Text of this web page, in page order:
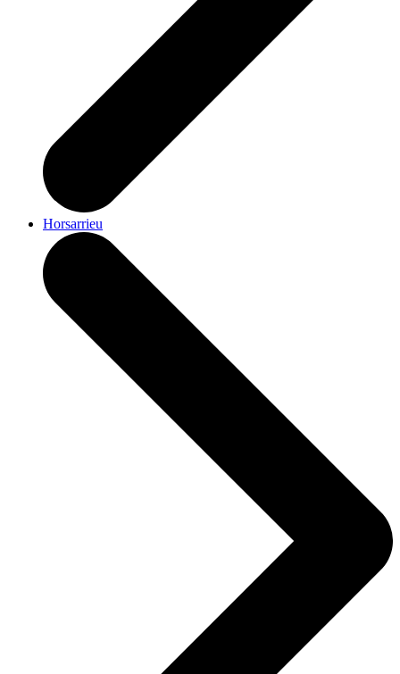
Horsarrieu